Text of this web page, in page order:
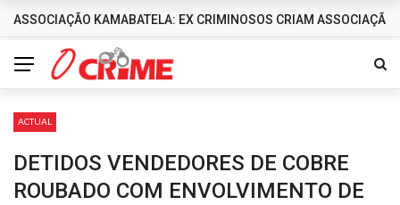
DESTAQUES
ASSOCIAÇÃO KAMABATELA: EX CRIMINOSOS CRIAM
ACTUAL
DETIDOS VENDEDORES DE COBRE
ROUBADO COM ENVOLVIMENTO DE